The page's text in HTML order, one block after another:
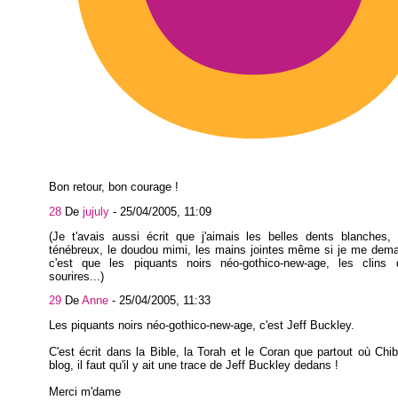
Bon retour, bon courage !
28 De jujuly - 25/04/2005, 11:09
(Je t'avais aussi écrit que j'aimais les belles dents blanches,
ténébreux, le doudou mimi, les mains jointes même si je me
c'est que les piquants noirs néo-gothico-new-age, les
sourires...)
29 De Anne - 25/04/2005, 11:33
Les piquants noirs néo-gothico-new-age, c'est Jeff Buckley.
C'est écrit dans la Bible, la Torah et le Coran que partout où
blog, il faut qu'il y ait une trace de Jeff Buckley dedans !
Merci m'dame